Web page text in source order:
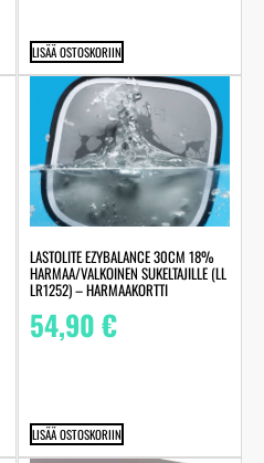
LISÄÄ OSTOSKORIIN
LASTOLITE EZYBALANCE 30CM 18%
HARMAA/VALKOINEN SUKELTAJILLE (LL
LR1252) – HARMAAKORTTI
54,90€
LISÄÄ OSTOSKORIIN